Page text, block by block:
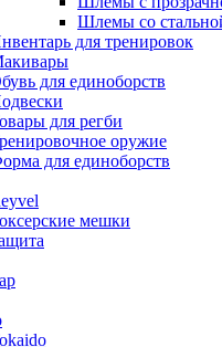
Шлемы со
для тренировок
для единоборств
для регби
оружие
для единоборств
мешки